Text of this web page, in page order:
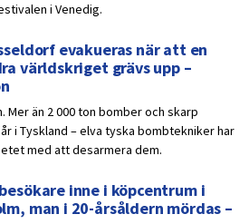
i Venedig.
evakueras när att en
världskriget grävs upp –
än 2 000 ton bomber och skarp
i Tyskland – elva tyska bombtekniker har
med att desarmera dem.
inne i köpcentrum i
man i 20-årsåldern mördas –